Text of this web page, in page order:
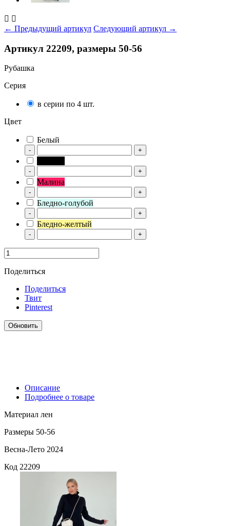
 
← Предыдущий артикул Следующий артикул →
Артикул 22209, размеры 50-56
Рубашка
Серия
в серии по 4 шт.
Цвет
Белый
- +
- +
Малина
- +
Бледно-голубой
- +
Бледно-желтый
- +
Поделиться
Поделиться
Твит
Pinterest
Описание
Подробнее о товаре
Материал лен
Размеры 50-56
Весна-Лето 2024
Код 22209